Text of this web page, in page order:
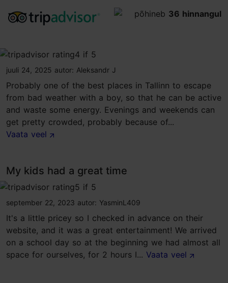
tripadvisor rating 3.5 of 5 põhineb 36 hinnangul
juuli 24, 2025 autor: Aleksandr J
Probably one of the best places in Tallinn to escape
from bad weather with a boy, so that he can be active
and waste some energy. Evenings and weekends can
get pretty crowded, probably because of...
Vaata veel
My kids had a great time
tripadvisor rating 5 of 5
september 22, 2023 autor: YasminL409
It's a little pricey so I checked in advance on their
website, and it was a great entertainment! We arrived
on a school day so at the beginning we had almost all
space for ourselves, for 2 hours I... Vaata veel